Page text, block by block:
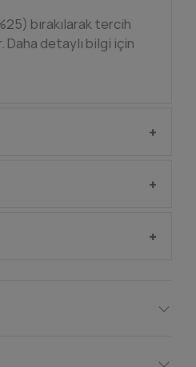
bırakılarak tercih
Daha detaylı bilgi için
motoru manuel
hizmetimizi
kısmını bölgenizde,
firma onayıyla
ile beraber